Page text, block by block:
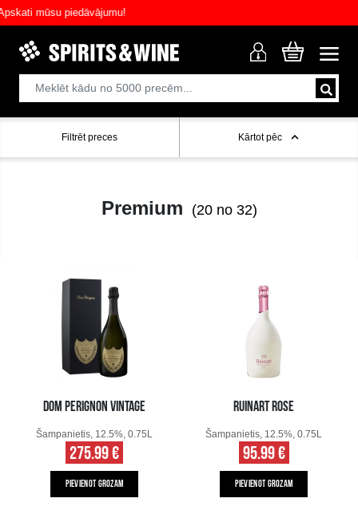
mūsu piedāvājumu!
Filtrēt preces Kārtot pēc
Premium (20 no 32)
DOM PERIGNON VINTAGE
Šampanietis, 12.5%, 0.75L
275.99 €
PIEVIENOT GROZAM
RUINART ROSE
Šampanietis, 12.5%, 0.75L
95.99 €
PIEVIENOT GROZAM